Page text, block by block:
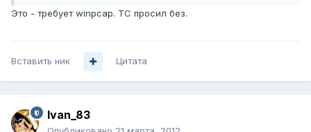
Это - требует winpcap. ТС просил без.
Вставить ник Цитата
Ivan_83